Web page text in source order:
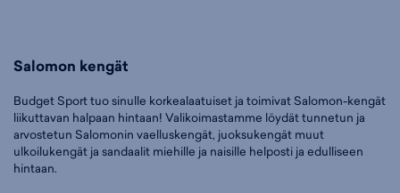
Salomon kengät
Budget Sport tuo sinulle korkealaatuiset ja toimivat Salomon-kengät
liikuttavan halpaan hintaan! Valikoimastamme löydät tunnetun ja
arvostetun Salomonin vaelluskengät, juoksukengät muut
ulkoilukengät ja sandaalit miehille ja naisille helposti ja edulliseen
hintaan.